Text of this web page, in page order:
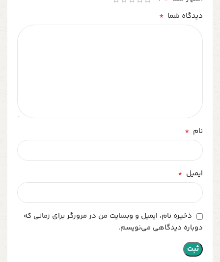
دیدگاه شما *
نام *
ایمیل *
ذخیره نام، ایمیل و وبسایت من در مرورگر برای زمانی که
دوباره دیدگاهی می‌نویسم.